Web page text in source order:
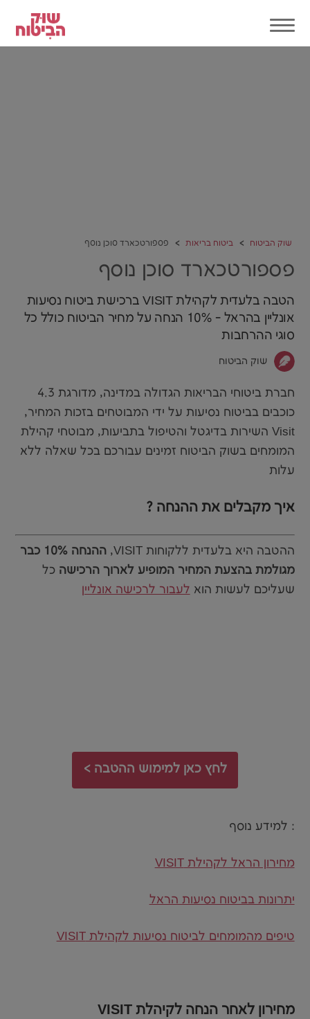
שוק הביטוח ביטוח בריאות פספורטכארד סוכן נוסף
פספורטכארד סוכן נוסף
הטבה בלעדית לקהילת VISIT ברכישת ביטוח נסיעות
אונליין בהראל - 10% הנחה על מחיר הביטוח כולל כל
סוגי ההרחבות
שוק הביטוח
חברת ביטוחי הבריאות הגדולה במדינה, מדורגת 4.3
כוכבים בביטוח נסיעות על ידי המבוטחים בזכות המחיר,
השירות בדיגטל והטיפול בתביעות, מבוטחי קהילת Visit
המומחים בשוק הביטוח זמינים עבורכם בכל שאלה ללא
עלות
איך מקבלים את ההנחה ?
ההטבה היא בלעדית ללקוחות VISIT,
ההנחה 10% כבר
מגולמת בהצעת המחיר המופיע לארוך הרכישהכל
שעליכם לעשות הוא לעבור לרכישה אונליין
לחץ כאן למימוש ההטבה >
למידע נוסף :
מחירון הראל לקהילת VISIT
יתרונות בביטוח נסיעות הראל
טיפים מהמומחים לביטוח נסיעות לקהילת VISIT
מחירון לאחר הנחה לקיהלת VISIT